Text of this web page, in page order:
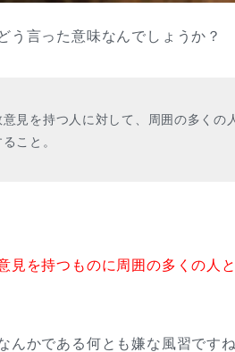
う言った意味なんでしょうか？
見を持つ人に対して、周囲の多くの
こと。
見を持つものに周囲の多くの人
んかである何とも嫌な風習ですね